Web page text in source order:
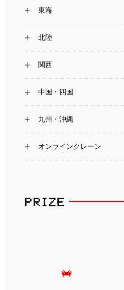
東海
北陸
関西
中国・四国
九州・沖縄
オンラインクレーン